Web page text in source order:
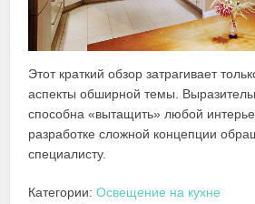
Этот краткий обзор затрагивает
аспекты обширной темы.
способна «вытащить» любой
разработке сложной концепции
специалисту.
Категории:Освещение на кухне